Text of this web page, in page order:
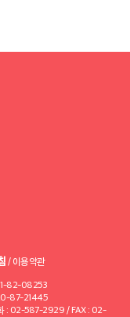
/ 이용약관
82-08253
87-21445
: 02-587-2929 / FAX : 02-